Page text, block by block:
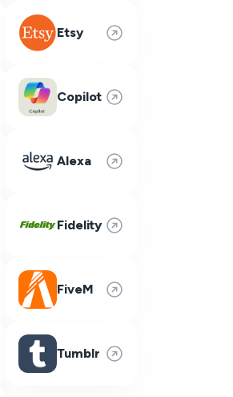
Etsy
Copilot
Alexa
Fidelity
FiveM
Tumblr